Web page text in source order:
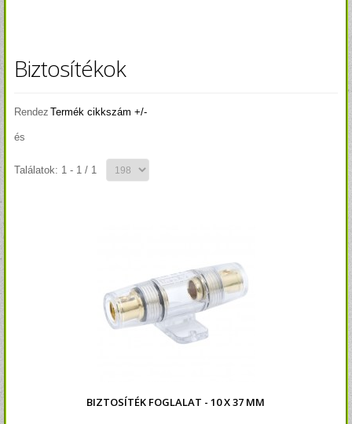
Biztosítékok
Rendez
és
Termék cikkszám +/-
Találatok: 1 - 1 / 1
BIZTOSÍTÉK FOGLALAT - 10 X 37 MM